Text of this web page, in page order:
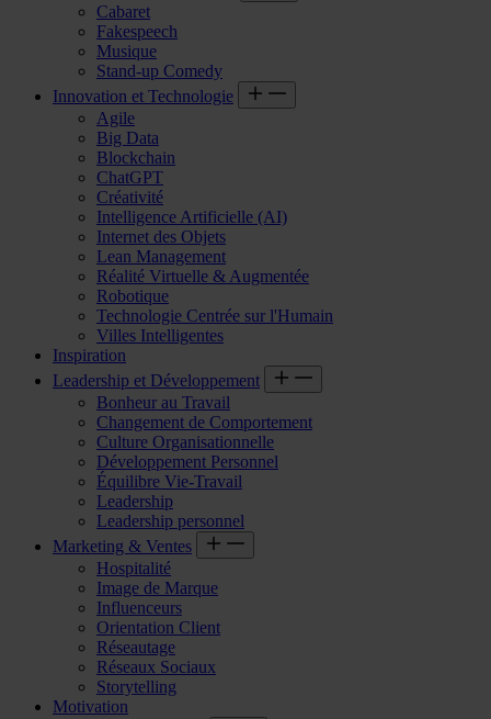
Cabaret
Fakespeech
Musique
Stand-up Comedy
Innovation et Technologie
Agile
Big Data
Blockchain
ChatGPT
Créativité
Intelligence Artificielle (AI)
Internet des Objets
Lean Management
Réalité Virtuelle & Augmentée
Robotique
Technologie Centrée sur l'Humain
Villes Intelligentes
Inspiration
Leadership et Développement
Bonheur au Travail
Changement de Comportement
Culture Organisationnelle
Développement Personnel
Équilibre Vie-Travail
Leadership
Leadership personnel
Marketing & Ventes
Hospitalité
Image de Marque
Influenceurs
Orientation Client
Réseautage
Réseaux Sociaux
Storytelling
Motivation